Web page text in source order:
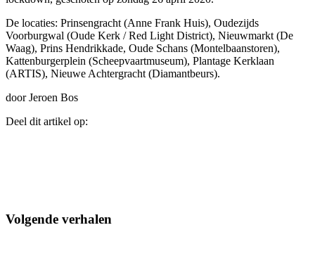
De locaties: Prinsengracht (Anne Frank Huis), Oudezijds
Voorburgwal (Oude Kerk / Red Light District), Nieuwmarkt (De
Waag), Prins Hendrikkade, Oude Schans (Montelbaanstoren),
Kattenburgerplein (Scheepvaartmuseum), Plantage Kerklaan
(ARTIS), Nieuwe Achtergracht (Diamantbeurs).
door Jeroen Bos
Deel dit artikel op:
Volgende verhalen